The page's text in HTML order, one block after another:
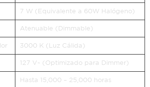
7 W (Equivalente a 60W Halógeno)
Atenuable (Dimmable)
3000 K (Luz Cálida)
127 V~ (Optimizado para Dimmer)
Hasta 15,000 – 25,000 horas